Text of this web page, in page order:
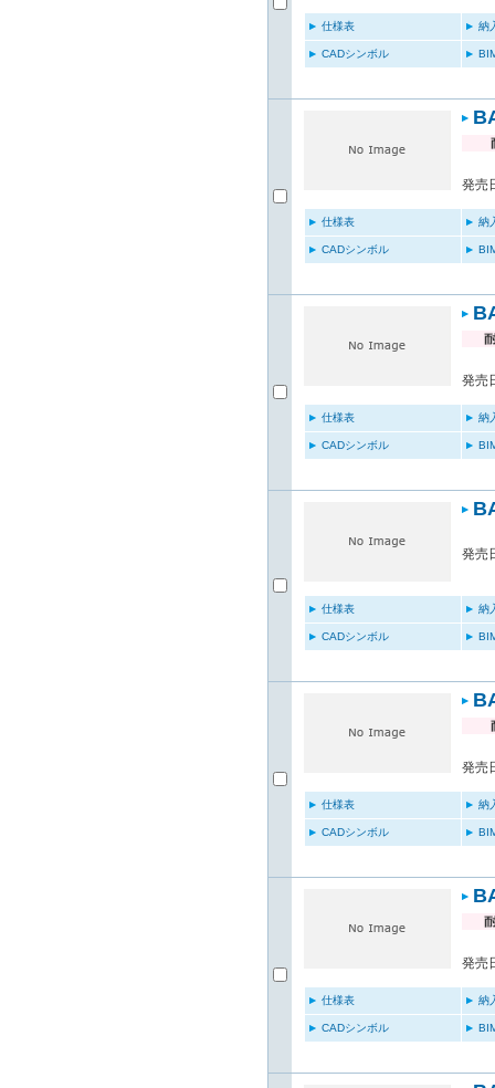
仕様表 納
CADシンボル
発売
仕様表 納
CADシンボル
発売
仕様表 納
CADシンボル
発売
仕様表 納
CADシンボル
発売
仕様表 納
CADシンボル
発売
仕様表 納
CADシンボル